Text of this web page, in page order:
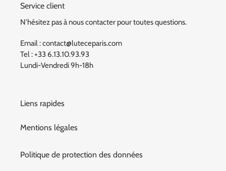
Service client
N'hésitez pas à nous contacter pour toutes questions.
Email : contact@luteceparis.com
Tel : +33 6.13.10.93.93
Lundi-Vendredi 9h-18h
Liens rapides
Mentions légales
Politique de protection des données